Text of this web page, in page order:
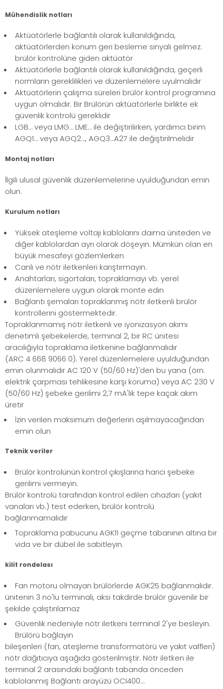
Mühendislik notları
Aktüatörlerle bağlantılı olarak kullanıldığında,
aktüatörlerden konum geri besleme sinyali gelmez.
brülör kontrolüne giden aktüatör
Aktüatörlerle bağlantılı olarak kullanıldığında, geçerli
normların gereklilikleri ve düzenlemelere uyulmalıdır
Aktüatörlerin çalışma süreleri brülör kontrol programına
uygun olmalıdır. Bir Brülörün aktüatörlerle birlikte ek
güvenlik kontrolü gereklidir
LGB… veya LMG… LME… ile değiştirilirken, yardımcı birim
AGQ1… veya AGQ2…, AGQ3…A27 ile değiştirilmelidir
Montaj notları
İlgili ulusal güvenlik düzenlemelerine uyulduğundan emin
olun.
Kurulum notları
Yüksek ateşleme voltajı kablolarını daima üniteden ve
diğer kablolardan ayrı olarak döşeyin. Mümkün olan en
büyük mesafeyi gözlemlerken
Canlı ve nötr iletkenleri karıştırmayın.
Anahtarları, sigortaları, topraklamayı vb. yerel
düzenlemelere uygun olarak monte edin
Bağlantı şemaları topraklanmış nötr iletkenli brülör
kontrollerini göstermektedir.
Topraklanmamış nötr iletkenli ve iyonizasyon akımı
denetimli şebekelerde, terminal 2, bir RC ünitesi
aracılığıyla topraklama iletkenine bağlanmalıdır
(ARC 4 668 9066 0). Yerel düzenlemelere uyulduğundan
emin olunmalıdır AC 120 V (50/60 Hz)'den bu yana (örn.
elektrik çarpması tehlikesine karşı koruma) veya AC 230 V
(50/60 Hz) şebeke gerilimi 2,7 mA'lik tepe kaçak akım
üretir
İzin verilen maksimum değerlerin aşılmayacağından
emin olun
Teknik veriler
Brülör kontrolünün kontrol çıkışlarına harici şebeke
gerilimi vermeyin.
Brülör kontrolü tarafından kontrol edilen cihazları (yakıt
vanaları vb.) test ederken, brülör kontrolü
bağlanmamalıdır
Topraklama pabucunu AGK11 geçme tabanının altına bir
vida ve bir dübel ile sabitleyin.
kilit rondelası
Fan motoru olmayan brülörlerde AGK25 bağlanmalıdır.
ünitenin 3 no'lu terminali, aksi takdirde brülör güvenilir bir
şekilde çalıştırılamaz
Güvenlik nedeniyle nötr iletkeni terminal 2'ye besleyin.
Brülörü bağlayın
bileşenleri (fan, ateşleme transformatörü ve yakıt valfleri)
nötr dağıtıcıya aşağıda gösterilmiştir. Nötr iletken ile
terminal 2 arasındaki bağlantı tabanda önceden
kablolanmış Bağlantı arayüzü OCI400...